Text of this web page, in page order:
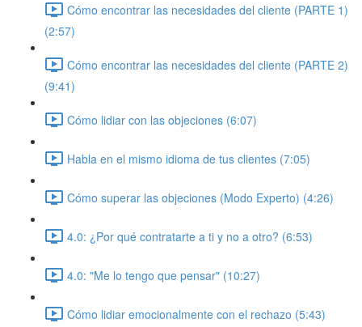
Cómo encontrar las necesidades del cliente (PARTE 1)
(2:57)
Cómo encontrar las necesidades del cliente (PARTE 2)
(9:41)
Cómo lidiar con las objeciones (6:07)
Habla en el mismo idioma de tus clientes (7:05)
Cómo superar las objeciones (Modo Experto) (4:26)
4.0: ¿Por qué contratarte a ti y no a otro? (6:53)
4.0: "Me lo tengo que pensar" (10:27)
Cómo lidiar emocionalmente con el rechazo (5:43)